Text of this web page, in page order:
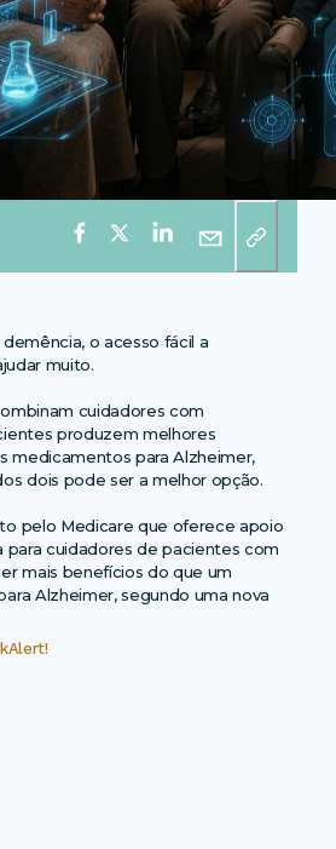
o acesso fácil a
muito.
cuidadores com
produzem melhores
medicamentos para Alzheimer,
dois pode ser a melhor opção.
pelo Medicare que oferece apoio
para cuidadores de pacientes com
mais benefícios do que um
Alzheimer, segundo uma nova